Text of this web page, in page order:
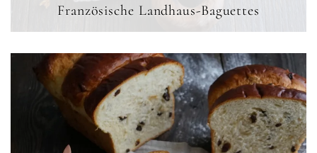
Französische Landhaus-Baguettes